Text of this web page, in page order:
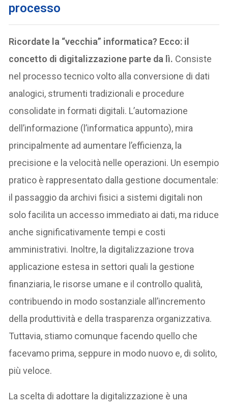
processo
Ricordate la “vecchia” informatica? Ecco: il
concetto di digitalizzazione parte da lì. Consiste
nel processo tecnico volto alla conversione di dati
analogici, strumenti tradizionali e procedure
consolidate in formati digitali. L’automazione
dell’informazione (l’informatica appunto), mira
principalmente ad aumentare l’efficienza, la
precisione e la velocità nelle operazioni. Un esempio
pratico è rappresentato dalla gestione documentale:
il passaggio da archivi fisici a sistemi digitali non
solo facilita un accesso immediato ai dati, ma riduce
anche significativamente tempi e costi
amministrativi. Inoltre, la digitalizzazione trova
applicazione estesa in settori quali la gestione
finanziaria, le risorse umane e il controllo qualità,
contribuendo in modo sostanziale all’incremento
della produttività e della trasparenza organizzativa.
Tuttavia, stiamo comunque facendo quello che
facevamo prima, seppure in modo nuovo e, di solito,
più veloce.
La scelta di adottare la digitalizzazione è una